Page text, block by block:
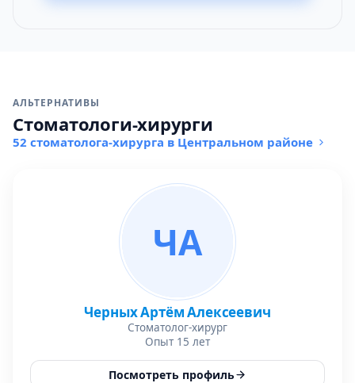
АЛЬТЕРНАТИВЫ
Стоматологи-хирурги
52 стоматолога-хирурга в Центральном районе
ЧА
Черных Артём Алексеевич
Стоматолог-хирург
Опыт 15 лет
Посмотреть профиль